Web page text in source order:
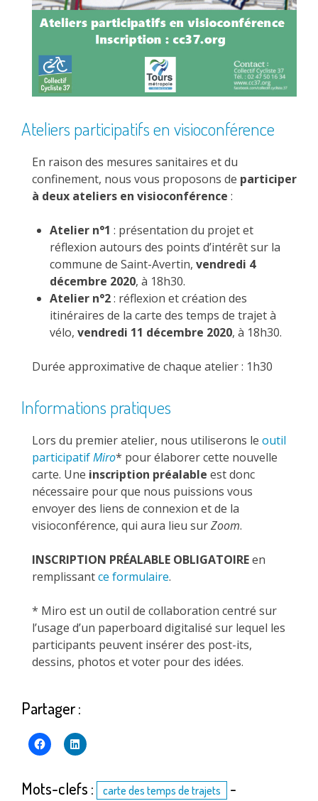
Ateliers participatifs en visioconférence
En raison des mesures sanitaires et du
confinement, nous vous proposons de participer
à deux ateliers en visioconférence :
Atelier n°1 : présentation du projet et
réflexion autours des points d’intérêt sur la
commune de Saint-Avertin, vendredi 4
décembre 2020, à 18h30.
Atelier n°2: réflexion et création des
itinéraires de la carte des temps de trajet à
vélo, vendredi 11 décembre 2020, à 18h30.
Durée approximative de chaque atelier : 1h30
Informations pratiques
Lors du premier atelier, nous utiliserons le outil
participatifMiro* pour élaborer cette nouvelle
carte. Une inscription préalable est donc
nécessaire pour que nous puissions vous
envoyer des liens de connexion et de la
visioconférence, qui aura lieu surZoom.
INSCRIPTION PRÉALABLE OBLIGATOIREen
remplissantce formulaire.
* Miro est un outil de collaboration centré sur
l’usage d’un paperboard digitalisé sur lequel les
participants peuvent insérer des post-its,
dessins, photos et voter pour des idées.
Partager :
Mots-clefs : carte des temps de trajets -